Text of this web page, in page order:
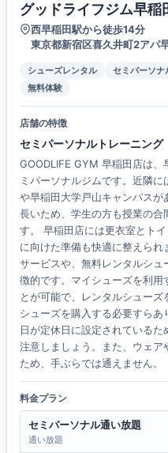
グッドライフジム早稲
西早稲田駅から徒歩14分
東京都新宿区喜久井町2アパ
シューズレンタル セミパーソナ
無料体験
店舗の特徴
セミパーソナルトレーニング
GOODLIFE GYM 早稲田店は、
ミパーソナルジムです。近隣
や早稲田大学戸山キャンパス
長いため、学生の方も授業の合
す。 早稲田店には更衣室とト
に向けた準備も快適に整えら
サービスや、無料レンタルシ
徴的です。マイシューズを利用
とが可能で、レンタルシュー
シューズを購入する必要すら
日が定休日に設定されている
注意しましょう。また、ウェ
ため、手ぶらでは通えません。
料金プラン
セミパーソナル通い放題
通い放題